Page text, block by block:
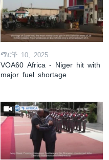
ማርች 10, 2025
VOA60 Africa - Niger hit with
major fuel shortage